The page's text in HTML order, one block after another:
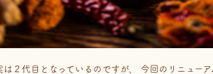
は２代目となっているのですが、 今回のリニュー